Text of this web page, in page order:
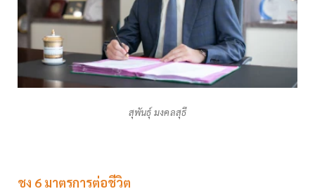
สุพันธุ์ มงคลสุธี
ชง 6 มาตรการต่อชีวิต